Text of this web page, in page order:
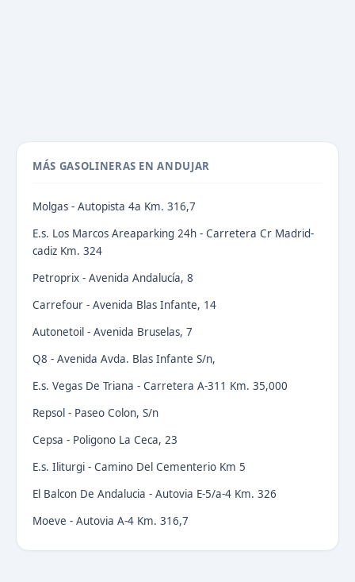
MÁS GASOLINERAS EN ANDUJAR
Molgas - Autopista 4a Km. 316,7
E.s. Los Marcos Areaparking 24h - Carretera Cr Madrid-
cadiz Km. 324
Petroprix - Avenida Andalucía, 8
Carrefour - Avenida Blas Infante, 14
Autonetoil - Avenida Bruselas, 7
Q8 - Avenida Avda. Blas Infante S/n,
E.s. Vegas De Triana - Carretera A-311 Km. 35,000
Repsol - Paseo Colon, S/n
Cepsa - Poligono La Ceca, 23
E.s. Iliturgi - Camino Del Cementerio Km 5
El Balcon De Andalucia - Autovia E-5/a-4 Km. 326
Moeve - Autovia A-4 Km. 316,7